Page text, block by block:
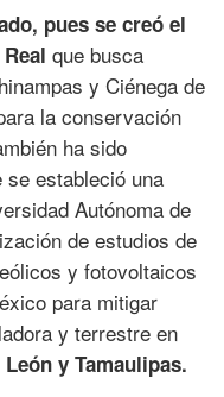
pues se creó el
que busca
y Ciénega de
la conservación
ha sido
estableció una
Autónoma de
de estudios de
y fotovoltaicos
para mitigar
y terrestre en
y Tamaulipas.